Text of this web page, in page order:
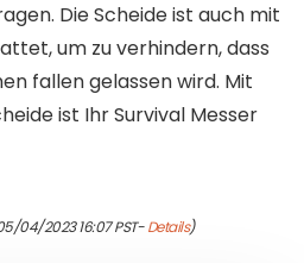
Die Scheide ist auch mit
um zu verhindern, dass
fallen gelassen wird. Mit
ist Ihr Survival Messer
04/2023 16:07 PST-Details)